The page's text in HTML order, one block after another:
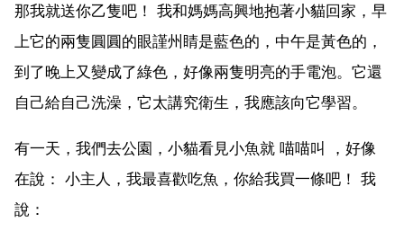
那我就送你乙隻吧！ 我和媽媽高興地抱著小貓回家，早
上它的兩隻圓圓的眼謹州睛是藍色的，中午是黃色的，
到了晚上又變成了綠色，好像兩隻明亮的手電泡。它還
自己給自己洗澡，它太講究衛生，我應該向它學習。
有一天，我們去公園，小貓看見小魚就 喵喵叫 ，好像
在說： 小主人，我最喜歡吃魚，你給我買一條吧！ 我
說：